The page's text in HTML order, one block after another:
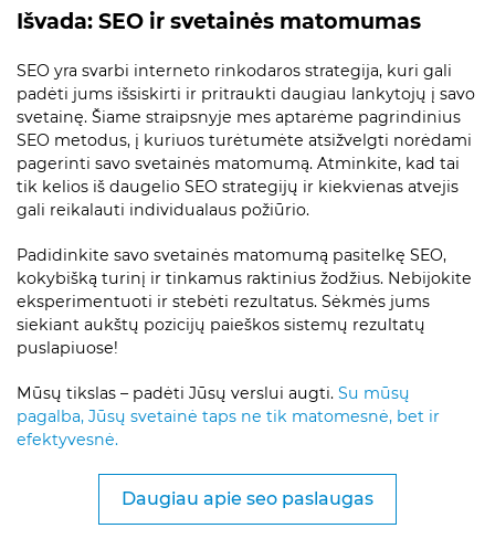
Išvada: SEO ir svetainės matomumas
SEO yra svarbi interneto rinkodaros strategija, kuri gali
padėti jums išsiskirti ir pritraukti daugiau lankytojų į savo
svetainę. Šiame straipsnyje mes aptarėme pagrindinius
SEO metodus, į kuriuos turėtumėte atsižvelgti norėdami
pagerinti savo svetainės matomumą. Atminkite, kad tai
tik kelios iš daugelio SEO strategijų ir kiekvienas atvejis
gali reikalauti individualaus požiūrio.
Padidinkite savo svetainės matomumą pasitelkę SEO,
kokybišką turinį ir tinkamus raktinius žodžius. Nebijokite
eksperimentuoti ir stebėti rezultatus. Sėkmės jums
siekiant aukštų pozicijų paieškos sistemų rezultatų
puslapiuose!
Mūsų tikslas – padėti Jūsų verslui augti. Su mūsų
pagalba, Jūsų svetainė taps ne tik matomesnė, bet ir
efektyvesnė.
Daugiau apie seo paslaugas